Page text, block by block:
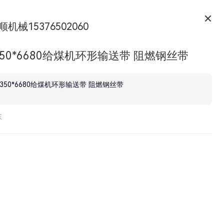
机械15376502060
给煤机环形输送带 阻燃钢丝带
给煤机环形输送带 阻燃钢丝带